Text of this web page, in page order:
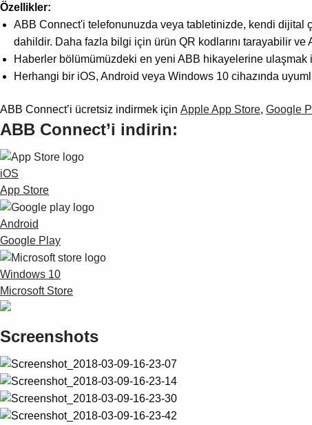
Özellikler:
ABB Connect'i telefonunuzda veya tabletinizde, kendi dijital
dahildir. Daha fazla bilgi için ürün QR kodlarını tarayabilir
Haberler bölümümüzdeki en yeni ABB hikayelerine ulaşmak
Herhangi bir iOS, Android veya Windows 10 cihazında
ABB Connect’i ücretsiz indirmek için Apple App Store, Google
ABB Connect’i indirin:
iOS
App Store
Android
Google Play
Windows 10
Microsoft Store
Screenshots